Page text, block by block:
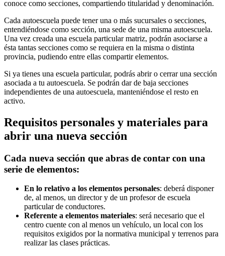
conoce como secciones, compartiendo titularidad y denominación.
Cada autoescuela puede tener una o más sucursales o secciones,
entendiéndose como sección, una sede de una misma autoescuela.
Una vez creada una escuela particular matriz, podrán asociarse a
ésta tantas secciones como se requiera en la misma o distinta
provincia, pudiendo entre ellas compartir elementos.
Si ya tienes una escuela particular, podrás abrir o cerrar una sección
asociada a tu autoescuela. Se podrán dar de baja secciones
independientes de una autoescuela, manteniéndose el resto en
activo.
Requisitos personales y materiales para
abrir una nueva sección
Cada nueva sección que abras de contar con una
serie de elementos:
En lo relativo a los elementos personales: deberá disponer
de, al menos, un director y de un profesor de escuela
particular de conductores.
Referente a elementos materiales: será necesario que el
centro cuente con al menos un vehículo, un local con los
requisitos exigidos por la normativa municipal y terrenos para
realizar las clases prácticas.